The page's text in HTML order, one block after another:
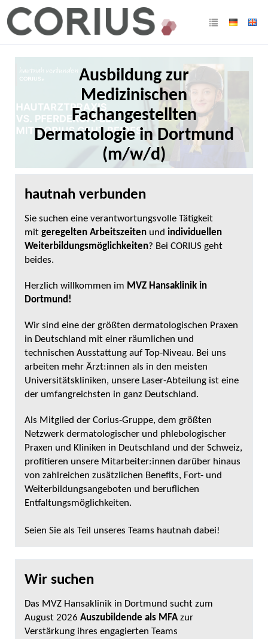
Ausbildung zur
Medizinischen
Fachangestellten
Dermatologie in Dortmund
(m/w/d)
hautnah verbunden
Sie suchen eine verantwortungsvolle Tätigkeit
mit geregelten Arbeitszeiten und individuellen
Weiterbildungsmöglichkeiten? Bei CORIUS geht
beides.
Herzlich willkommen im MVZ Hansaklinik in
Dortmund!
Wir sind eine der größten dermatologischen Praxen
in Deutschland mit einer räumlichen und
technischen Ausstattung auf Top-Niveau. Bei uns
arbeiten mehr Ärzt:innen als in den meisten
Universitätskliniken, unsere Laser-Abteilung ist eine
der umfangreichsten in ganz Deutschland.
Als Mitglied der Corius-Gruppe, dem größten
Netzwerk dermatologischer und phlebologischer
Praxen und Kliniken in Deutschland und der Schweiz,
profitieren unsere Mitarbeiter:innen darüber hinaus
von zahlreichen zusätzlichen Benefits, Fort- und
Weiterbildungsangeboten und beruflichen
Entfaltungsmöglichkeiten.
Seien Sie als Teil unseres Teams hautnah dabei!
Wir suchen
Das MVZ Hansaklinik in Dortmund sucht zum
August 2026 Auszubildende als MFAzur
Verstärkung ihres engagierten Teams